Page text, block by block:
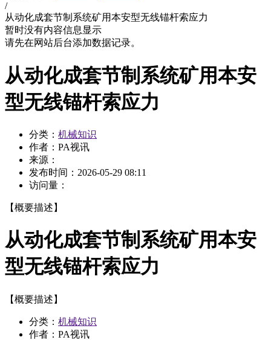
/
从动化成套节制系统矿用本安型无线锚杆索应力
暂时没有内容信息显示
请先在网站后台添加数据记录。
从动化成套节制系统矿用本安
型无线锚杆索应力
分类： 机械知识
作者：PA视讯
来源：
发布时间： 2026-05-29 08:11
访问量：
【概要描述】
从动化成套节制系统矿用本安
型无线锚杆索应力
【概要描述】
分类： 机械知识
作者：PA视讯